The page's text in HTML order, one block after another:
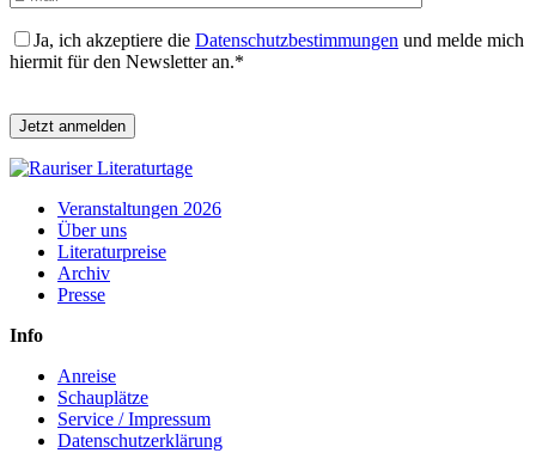
Ja, ich akzeptiere die Datenschutzbestimmungen und melde mich
hiermit für den Newsletter an.*
Veranstaltungen 2026
Über uns
Literaturpreise
Archiv
Presse
Info
Anreise
Schauplätze
Service / Impressum
Datenschutzerklärung